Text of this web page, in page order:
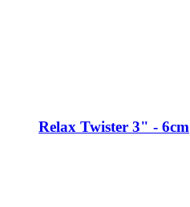
Relax Twister 3" - 6cm